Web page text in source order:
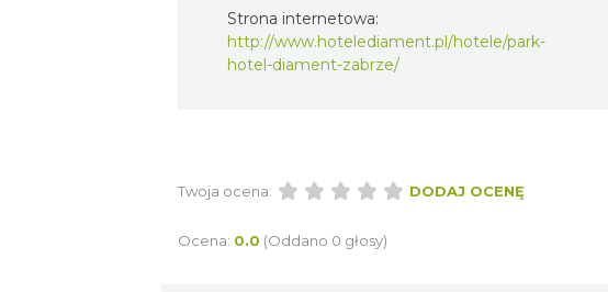
Strona internetowa:
http://www.hotelediament.pl/hotele/park-
hotel-diament-zabrze/
Twoja ocena: DODAJ OCENĘ
Ocena: 0.0 (Oddano 0 głosy)